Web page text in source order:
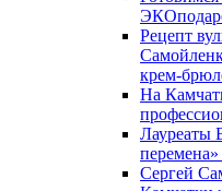
Рецепт
крем-
На
Лауреаты
Сергей